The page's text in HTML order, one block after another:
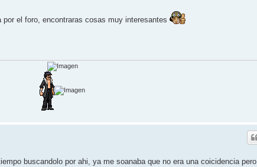
por el foro, encontraras cosas muy interesantes
buscandolo por ahi, ya me soanaba que no era una coicidencia pero